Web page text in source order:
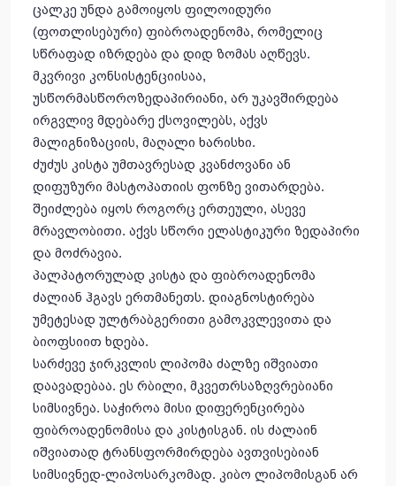
ცალკე უნდა გამოიყოს ფილოიდური
(ფოთლისებური) ფიბროადენომა, რომელიც
სწრაფად იზრდება და დიდ ზომას აღწევს.
მკვრივი კონსისტენციისაა,
უსწორმასწოროზედაპირიანი, არ უკავშირდება
ირგვლივ მდებარე ქსოვილებს, აქვს
მალიგნიზაციის, მაღალი ხარისხი.
ძუძუს კისტა უმთავრესად კვანძოვანი ან
დიფუზური მასტოპათიის ფონზე ვითარდება.
შეიძლება იყოს როგორც ერთეული, ასევე
მრავლობითი. აქვს სწორი ელასტიკური ზედაპირი
და მოძრავია.
პალპატორულად კისტა და ფიბროადენომა
ძალიან ჰგავს ერთმანეთს. დიაგნოსტირება
უმეტესად ულტრაბგერითი გამოკვლევითა და
ბიოფსიით ხდება.
სარძევე ჯირკვლის ლიპომა ძალზე იშვიათი
დაავადებაა. ეს რბილი, მკვეთრსაზღვრებიანი
სიმსივნეა. საჭიროა მისი დიფერენცირება
ფიბროადენომისა და კისტისგან. ის ძალაინ
იშვიათად ტრანსფორმირდება ავთვისებიან
სიმსივნედ-ლიპოსარკომად. კიბო ლიპომისგან არ